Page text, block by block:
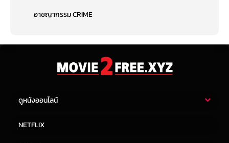
อาชญากรรม CRIME
ดูหนังออนไลน์
NETFLIX